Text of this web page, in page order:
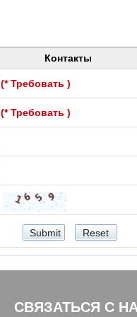
Контакты
(* Требовать )
(* Требовать )
СВЯЗАТЬСЯ С